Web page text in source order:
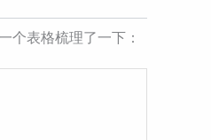
个表格梳理了一下：